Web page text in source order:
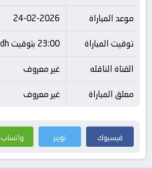
موعد المباراة
24-02-2026
توقيت المباراة
23:00 بتوقيت Asia/Riyadh
القناة الناقله
غير معروف
معلق المباراة
غير معروف
فيسبوك تويتر واتساب